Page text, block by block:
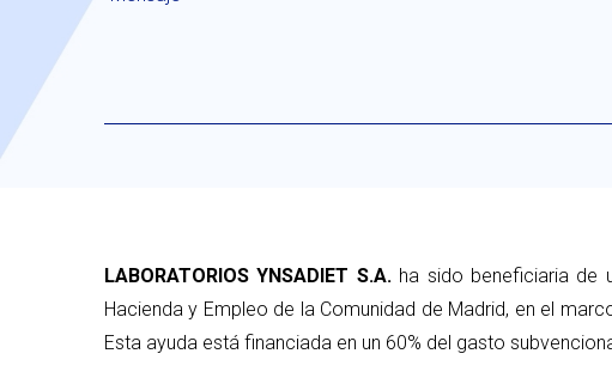
LABORATORIOS YNSADIET S.A.ha sido beneficiaria de
Hacienda y Empleo de la Comunidad de Madrid, en el
Esta ayuda está financiada en un 60% del gasto